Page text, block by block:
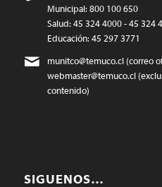
Municipal: 800 100 650
Salud: 45 324 4000 - 45 324
Educación: 45 297 3771
munitco@temuco.cl(correo
webmaster@temuco.cl
contenido)
SIGUENOS…